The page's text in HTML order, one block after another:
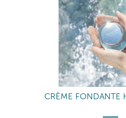
CRÈME FONDANTE